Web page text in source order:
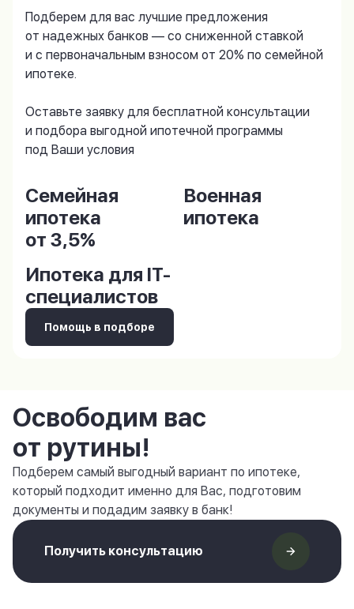
Подберем для вас лучшие предложения
от надежных банков — со сниженной ставкой
и с первоначальным взносом от 20% по семейной
ипотеке.
Оставьте заявку для бесплатной консультации
и подбора выгодной ипотечной программы
под Ваши условия
Семейная
ипотека
от 3,5%
Военная
ипотека
Ипотека для IT-
специалистов
Помощь в подборе
Освободим вас
от рутины!
Подберем самый выгодный вариант по ипотеке,
который подходит именно для Вас, подготовим
документы и подадим заявку в банк!
Получить консультацию